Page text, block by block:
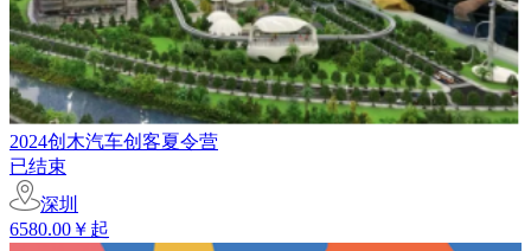
2024创木汽车创客夏令营
已结束
深圳
6580.00￥起